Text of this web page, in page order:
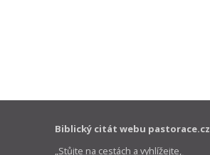
Biblický citát webu pastorace.cz
„Stůjte na cestách a vyhlížejte,